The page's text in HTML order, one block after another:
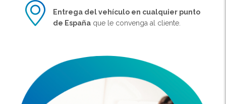
Entrega del vehículo en cualquier punto
de España que le convenga al cliente.